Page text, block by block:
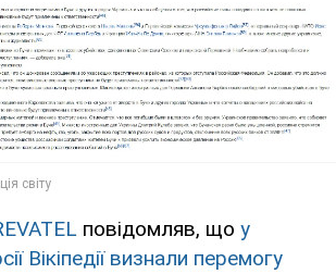
повідомляв, що у
Вікіпедії визнали перемогу